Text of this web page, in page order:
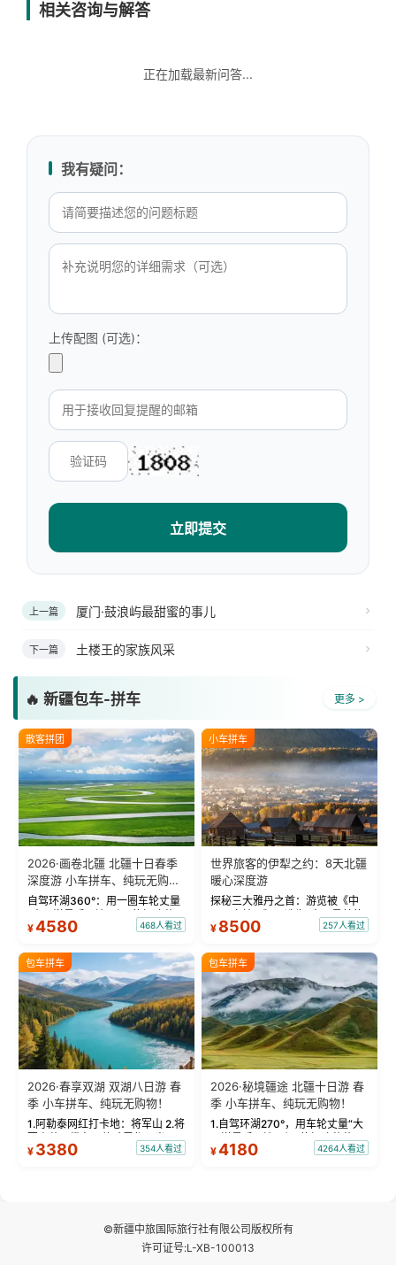
相关咨询与解答
正在加载最新问答...
我有疑问：
上传配图 (可选)：
立即提交
上一篇 厦门·鼓浪屿最甜蜜的事儿
下一篇 土楼王的家族风采
🔥 新疆包车-拼车 更多 >
散客拼团
2026·画卷北疆 北疆十日春季
深度游 小车拼车、纯玩无购
物！
自驾环湖360°：用一圈车轮丈量
“大西洋最后一滴眼泪”的极致蔚
蓝。 赛湖旅拍：甄选多款风格服
绝美瞬间。 赛湖坦克300跟车视
频：专业摄影师...
¥4580 468人看过
小车拼车
世界旅客的伊犁之约：8天北疆
暖心深度游
探秘三大雅丹之首：游览被《中
国国家地理》评选为“中国最美的
三大雅丹”第一名的克拉玛依魔鬼
瓦人最大村落——禾木村，欣赏
晨雾与小木...
¥ 8500 257人看过
包车拼车
2026·春享双湖 双湖八日游 春
季 小车拼车、纯玩无购物！
1.阿勒泰网红打卡地：将军山 2.将
军山落日缆车，体验雪都风光 3.
将军山，夕阳派对，蹦迪party 4.
¥ 3380 354人看过
包车拼车
2026·秘境疆途 北疆十日游 春
季 小车拼车、纯玩无购物！
1.自驾环湖270°，用车轮丈量“大
西洋最后一滴眼泪”的极致蔚蓝，
让雪山、花海与深邃湖水在转弯
¥4180 4264人看过
©新疆中旅国际旅行社有限公司版权所有
许可证号:L-XB-100013